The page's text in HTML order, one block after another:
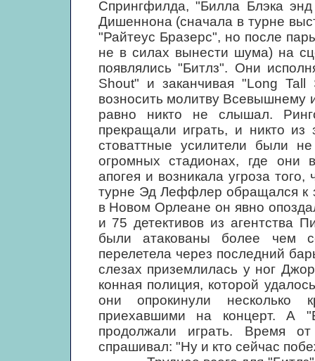
Спрингфилда, "Билла Блэка
Дишеннона (сначала в турне
"Райтеус Бразерс", но после
не в силах вынести шума) на
появлялись "Битлз". Они
Shout" и заканчивая "Long
возносить молитву Всевышнему
равно никто не слышал.
прекращали играть, и никто
стоваттные усилители были
огромных стадионах, где они
апогея и возникала угроза
турне Эд Леффлер обращался к
в Новом Орлеане он явно
и 75 детективов из агентства
были атакованы более чем
перелетела через последний
слезах приземлилась у ног
конная полиция, которой
они опрокинули несколько
приехавшими на концерт. А
продолжали играть. Время
спрашивал: "Ну и кто сейчас